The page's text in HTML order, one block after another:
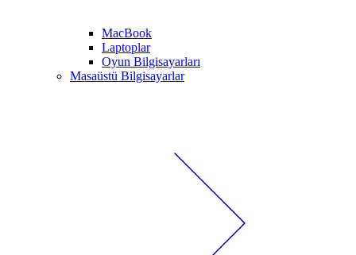
MacBook
Laptoplar
Oyun Bilgisayarları
Masaüstü Bilgisayarlar